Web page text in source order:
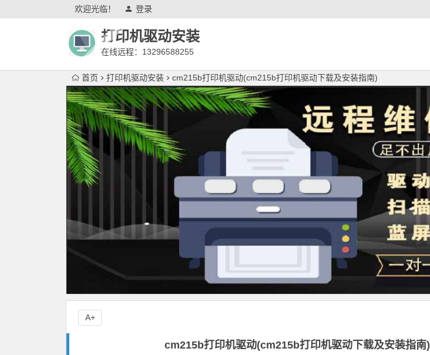
欢迎光临！ 登录
打印机驱动安装
在线远程：13296588255
首页 打印机驱动安装 cm215b打印机驱动(cm215b打印机驱动下载及安装指南)
cm215b打印机驱动(cm215b打印机驱动下载及安装指南)
A+